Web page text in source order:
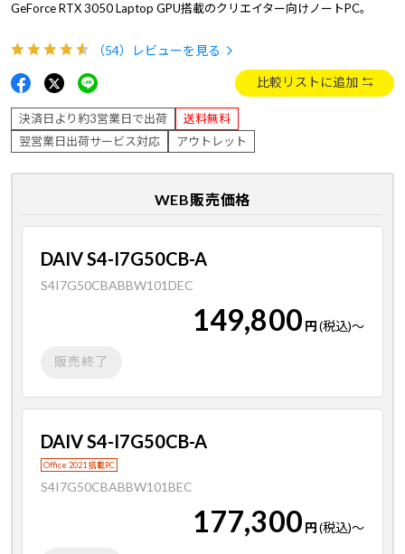
GeForce RTX 3050 Laptop GPU搭載のクリエイター向けノートPC。
（54） レビューを見る
比較リストに追加
決済日より約3営業日で出荷
送料無料
翌営業日出荷サービス対応
アウトレット
WEB販売価格
DAIV S4-I7G50CB-A
S4I7G50CBABBW101DEC
149,800 円(税込)～
販売終了
DAIV S4-I7G50CB-A
Office 2021 搭載PC
S4I7G50CBABBW101BEC
177,300 円(税込)～